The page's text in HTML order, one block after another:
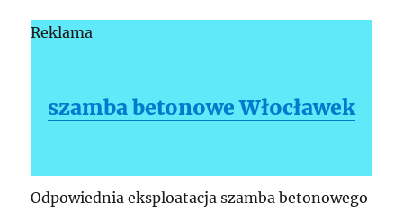
Reklama
szamba betonowe Włocławek
Odpowiednia eksploatacja szamba betonowego